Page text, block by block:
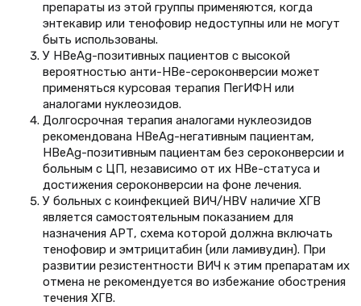
препараты из этой группы применяются, когда
энтекавир или тенофовир недоступны или не могут
быть использованы.
У HBеAg-позитивных пациентов с высокой
вероятностью анти-HBe-сероконверсии может
применяться курсовая терапия ПегИФН или
аналогами нуклеозидов.
Долгосрочная терапия аналогами нуклеозидов
рекомендована HBeAg-негативным пациентам,
HBeAg-позитивным пациентам без сероконверсии и
больным с ЦП, независимо от их HВe-статуса и
достижения сероконверсии на фоне лечения.
У больных с коинфекцией ВИЧ/HBV наличие ХГВ
является самостоятельным показанием для
назначения АРТ, схема которой должна включать
тенофовир и эмтрицитабин (или ламивудин). При
развитии резистентности ВИЧ к этим препаратам их
отмена не рекомендуется во избежание обострения
течения ХГВ.